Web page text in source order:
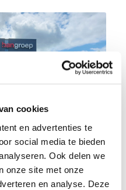
cookies
en advertenties te
social media te bieden
Ook delen we
onze site met onze
en analyse. Deze
in Nuenen